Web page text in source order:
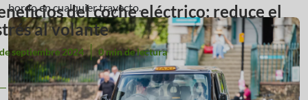
del coche eléctrico: reduce el
al volante
septiembre 2024 0 min de lectura
bordo en cualquier trayecto.